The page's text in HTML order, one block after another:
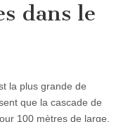
dans le
la plus grande de
que la cascade de
100 mètres de large,